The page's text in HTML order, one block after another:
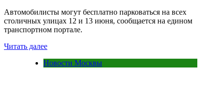
Автомобилисты могут бесплатно парковаться на всех
столичных улицах 12 и 13 июня, сообщается на едином
транспортном портале.
Читать далее
Новости Москвы